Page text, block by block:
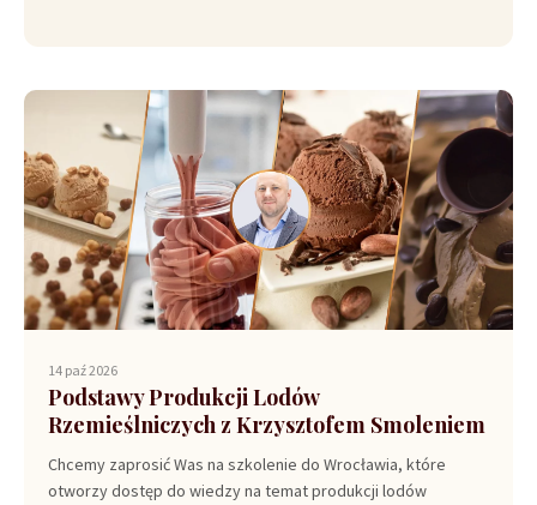
14 paź 2026
Podstawy Produkcji Lodów
Rzemieślniczych z Krzysztofem Smoleniem
Chcemy zaprosić Was na szkolenie do Wrocławia, które
otworzy dostęp do wiedzy na temat produkcji lodów